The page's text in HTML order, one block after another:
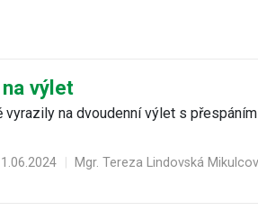
výlet
na dvoudenní výlet s
Mgr. Tereza Lindovská